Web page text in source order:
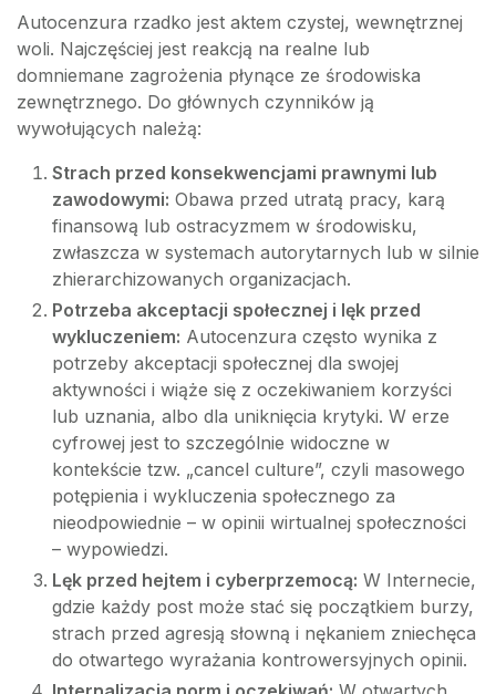
Autocenzura rzadko jest aktem czystej, wewnętrznej
woli. Najczęściej jest reakcją na realne lub
domniemane zagrożenia płynące ze środowiska
zewnętrznego. Do głównych czynników ją
wywołujących należą:
Strach przed konsekwencjami prawnymi lub
zawodowymi: Obawa przed utratą pracy, karą
finansową lub ostracyzmem w środowisku,
zwłaszcza w systemach autorytarnych lub w silnie
zhierarchizowanych organizacjach.
Potrzeba akceptacji społecznej i lęk przed
wykluczeniem: Autocenzura często wynika z
potrzeby akceptacji społecznej dla swojej
aktywności i wiąże się z oczekiwaniem korzyści
lub uznania, albo dla uniknięcia krytyki. W erze
cyfrowej jest to szczególnie widoczne w
kontekście tzw. „cancel culture”, czyli masowego
potępienia i wykluczenia społecznego za
nieodpowiednie – w opinii wirtualnej społeczności
– wypowiedzi.
Lęk przed hejtem i cyberprzemocą: W Internecie,
gdzie każdy post może stać się początkiem burzy,
strach przed agresją słowną i nękaniem zniechęca
do otwartego wyrażania kontrowersyjnych opinii.